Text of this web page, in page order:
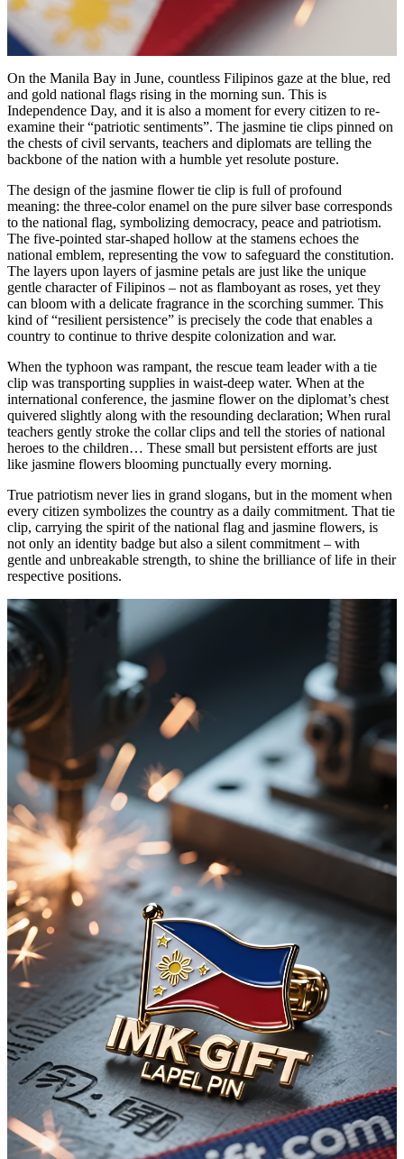
On the Manila Bay in June, countless Filipinos gaze at the blue, red
and gold national flags rising in the morning sun. This is
Independence Day, and it is also a moment for every citizen to re-
examine their “patriotic sentiments”. The jasmine tie clips pinned on
the chests of civil servants, teachers and diplomats are telling the
backbone of the nation with a humble yet resolute posture.
The design of the jasmine flower tie clip is full of profound
meaning: the three-color enamel on the pure silver base corresponds
to the national flag, symbolizing democracy, peace and patriotism.
The five-pointed star-shaped hollow at the stamens echoes the
national emblem, representing the vow to safeguard the constitution.
The layers upon layers of jasmine petals are just like the unique
gentle character of Filipinos – not as flamboyant as roses, yet they
can bloom with a delicate fragrance in the scorching summer. This
kind of “resilient persistence” is precisely the code that enables a
country to continue to thrive despite colonization and war.
When the typhoon was rampant, the rescue team leader with a tie
clip was transporting supplies in waist-deep water. When at the
international conference, the jasmine flower on the diplomat’s chest
quivered slightly along with the resounding declaration; When rural
teachers gently stroke the collar clips and tell the stories of national
heroes to the children… These small but persistent efforts are just
like jasmine flowers blooming punctually every morning.
True patriotism never lies in grand slogans, but in the moment when
every citizen symbolizes the country as a daily commitment. That tie
clip, carrying the spirit of the national flag and jasmine flowers, is
not only an identity badge but also a silent commitment – with
gentle and unbreakable strength, to shine the brilliance of life in their
respective positions.